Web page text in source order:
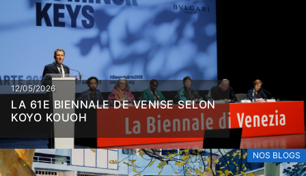
12/05/2026
LA 61E BIENNALE DE VENISE SELON
KOYO KOUOH
NOS BLOGS